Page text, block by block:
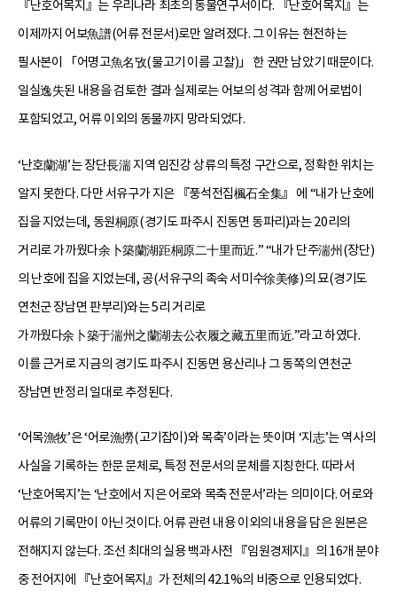
『난호어목지』는 우리나라 최초의 동물연구서이다. 『난호어목지』는
이제까지 어보魚譜(어류 전문서)로만 알려졌다. 그 이유는 현전하는
필사본이 「어명고魚名攷(물고기 이름 고찰)」 한 권만 남았기 때문이다.
일실逸失된 내용을 검토한 결과 실제로는 어보의 성격과 함께 어로법이
포함되었고, 어류 이외의 동물까지 망라되었다.
‘난호蘭湖’는 장단長湍 지역 임진강 상류의 특정 구간으로, 정확한 위치는
알지 못한다. 다만 서유구가 지은 『풍석전집楓石全集』 에 “내가 난호에
집을 지었는데, 동원桐原(경기도 파주시 진동면 동파리)과는 20리의
거리로 가까웠다余卜築蘭湖距桐原二十里而近.” “내가 단주湍州(장단)
의 난호에 집을 지었는데, 공(서유구의 족숙 서미수徐美修)의 묘(경기도
연천군 장남면 판부리)와는 5리 거리로
가까웠다余卜築于湍州之蘭湖去公衣履之藏五里而近.”라고 하였다.
이를 근거로 지금의 경기도 파주시 진동면 용산리나 그 동쪽의 연천군
장남면 반정리 일대로 추정된다.
‘어목漁牧’은 ‘어로漁撈(고기잡이)와 목축’이라는 뜻이며 ‘지志’는 역사의
사실을 기록하는 한문 문체로, 특정 전문서의 문체를 지칭한다. 따라서
‘난호어목지’는 ‘난호에서 지은 어로와 목축 전문서’라는 의미이다. 어로와
어류의 기록만이 아닌 것이다. 어류 관련 내용 이외의 내용을 담은 원본은
전해지지 않는다. 조선 최대의 실용 백과사전 『임원경제지』의 16개 분야
중 전어지에 『난호어목지』가 전체의 42.1%의 비중으로 인용되었다.